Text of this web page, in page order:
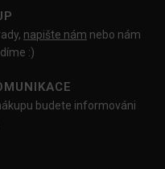
napište nám nebo nám
:)
budete informováni